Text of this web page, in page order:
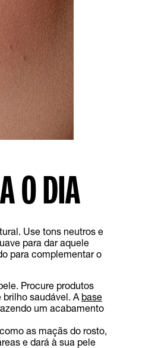
O DIA
Use tons neutros e
para dar aquele
para complementar o
Procure produtos
saudável. A base
um acabamento
as maçãs do rosto,
e dará à sua pele